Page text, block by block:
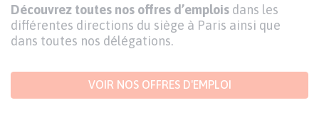
Découvrez toutes nos offres d’emplois dans les
différentes directions du siège à Paris ainsi que
dans toutes nos délégations.
VOIR NOS OFFRES D'EMPLOI